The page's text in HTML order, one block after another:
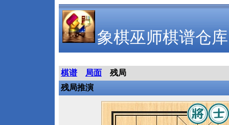
象棋巫师棋谱仓库
棋谱 局面
残局
残局推演